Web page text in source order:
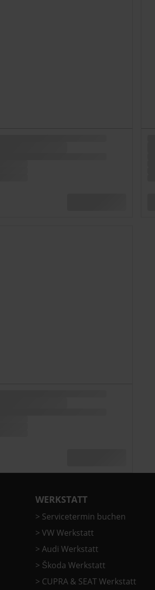
WERKSTATT
> Servicetermin buchen
> VW Werkstatt
> Audi Werkstatt
> Škoda Werkstatt
> CUPRA & SEAT Werkstatt